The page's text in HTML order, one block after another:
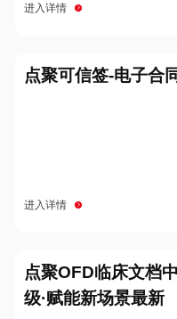
进入详情
点聚可信签-电子合
进入详情
点聚OFD临床文档
级·赋能新场景最新